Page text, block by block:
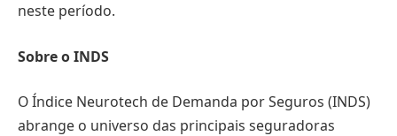
neste período.
Sobre o INDS
O Índice Neurotech de Demanda por Seguros (INDS)
abrange o universo das principais seguradoras